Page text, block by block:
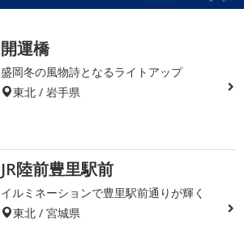
開運橋
盛岡冬の風物詩となるライトアップ
東北 / 岩手県
JR陸前豊里駅前
イルミネーションで豊里駅前通りが輝く
東北 / 宮城県